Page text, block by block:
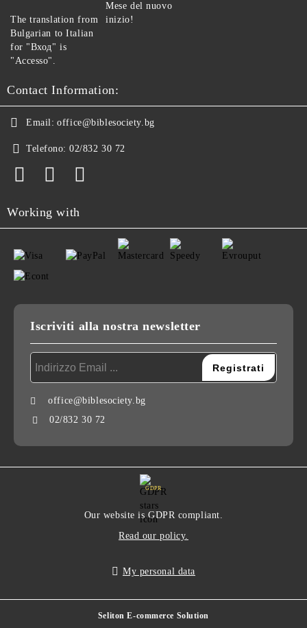
The translation from
Bulgarian to Italian
for "Вход" is
"Accesso".
Mese del nuovo
inizio!
Contact Information:
Email: office@biblesociety.bg
Telefono: 02/832 30 72
Working with
Iscriviti alla nostra newsletter
office@biblesociety.bg
02/832 30 72
GDPR
Our website is GDPR compliant.
Read our policy.
My personal data
Seliton E-commerce Solution